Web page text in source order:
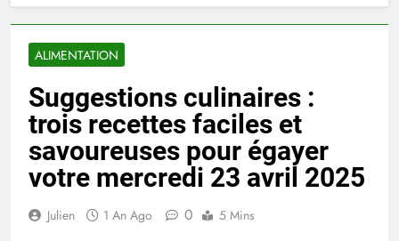
ALIMENTATION
Suggestions culinaires :
trois recettes faciles et
savoureuses pour égayer
votre mercredi 23 avril 2025
Julien 1 An Ago 0 5 Mins